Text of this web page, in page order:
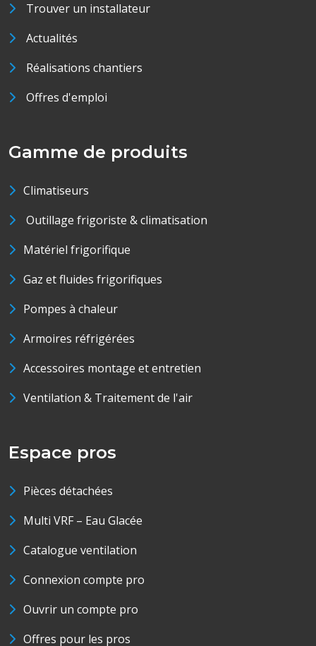
Trouver un installateur
Actualités
Réalisations chantiers
Offres d'emploi
Gamme de produits
Climatiseurs
Outillage frigoriste & climatisation
Matériel frigorifique
Gaz et fluides frigorifiques
Pompes à chaleur
Armoires réfrigérées
Accessoires montage et entretien
Ventilation & Traitement de l'air
Espace pros
Pièces détachées
Multi VRF – Eau Glacée
Catalogue ventilation
Connexion compte pro
Ouvrir un compte pro
Offres pour les pros